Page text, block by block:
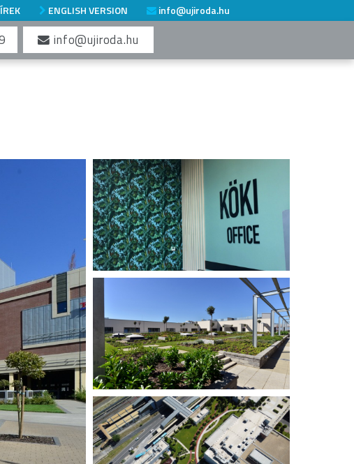
ENGLISH VERSION info@ujiroda.hu
info@ujiroda.hu